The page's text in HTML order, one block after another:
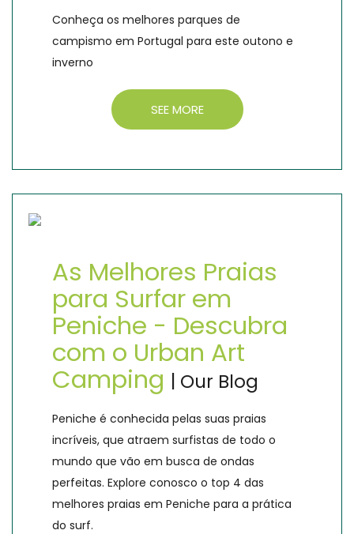
Conheça os melhores parques de
campismo em Portugal para este outono e
inverno
SEE MORE
As Melhores Praias
para Surfar em
Peniche - Descubra
com o Urban Art
Camping | Our Blog
Peniche é conhecida pelas suas praias
incríveis, que atraem surfistas de todo o
mundo que vão em busca de ondas
perfeitas. Explore conosco o top 4 das
melhores praias em Peniche para a prática
do surf.